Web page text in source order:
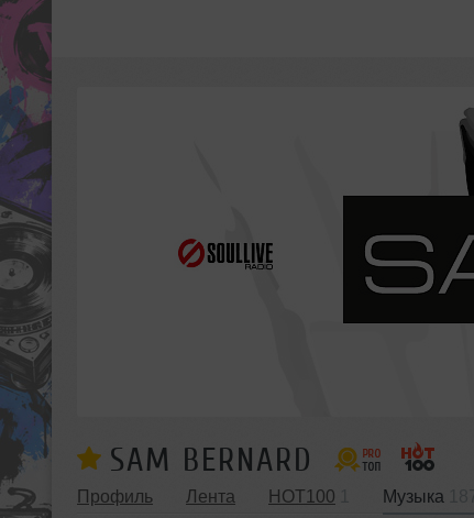
SAM BERNARD
Профиль Лента HOT100 Музыка